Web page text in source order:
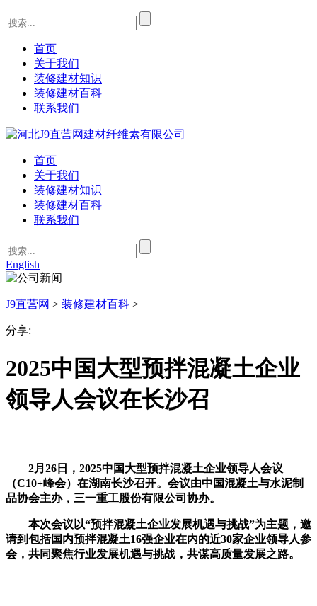
首页
关于我们
装修建材知识
装修建材百科
联系我们
首页
关于我们
装修建材知识
装修建材百科
联系我们
English
J9直营网 > 装修建材百科 >
分享:
2025中国大型预拌混凝土企业
领导人会议在长沙召
2月26日，2025中国大型预拌混凝土企业领导人会议
（C10+峰会）在湖南长沙召开。会议由中国混凝土与水泥制
品协会主办，三一重工股份有限公司协办。
本次会议以“预拌混凝土企业发展机遇与挑战”为主题，邀
请到包括国内预拌混凝土16强企业在内的近30家企业领导人参
会，共同聚焦行业发展机遇与挑战，共谋高质量发展之路。